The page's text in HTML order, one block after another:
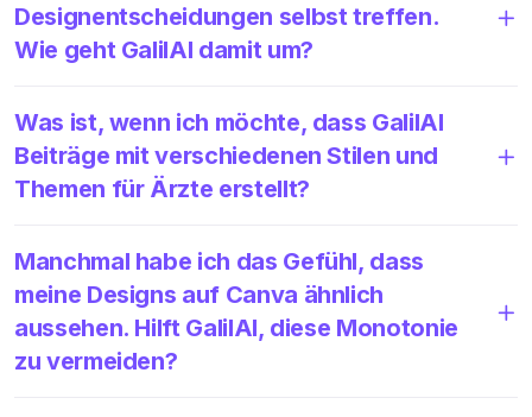
Designentscheidungen selbst treffen.
Wie geht GalilAI damit um?
Was ist, wenn ich möchte, dass GalilAI
Beiträge mit verschiedenen Stilen und
Themen für Ärzte erstellt?
Manchmal habe ich das Gefühl, dass
meine Designs auf Canva ähnlich
aussehen. Hilft GalilAI, diese Monotonie
zu vermeiden?